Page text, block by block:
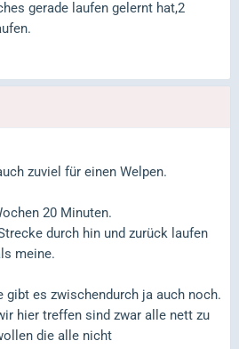
gerade laufen gelernt hat,2
zuviel für einen Welpen.
20 Minuten.
durch hin und zurück laufen
meine.
gibt es zwischendurch ja auch noch.
hier treffen sind zwar alle nett zu
die alle nicht